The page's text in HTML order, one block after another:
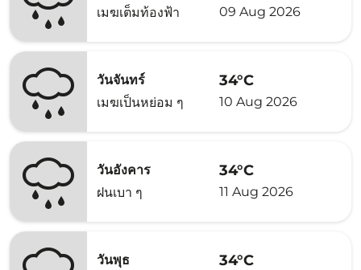
เมฆเต็มท้องฟ้า
09 Aug 2026
วันจันทร์
เมฆเป็นหย่อม ๆ
34°C
10 Aug 2026
วันอังคาร
ฝนเบา ๆ
34°C
11 Aug 2026
วันพุธ
34°C